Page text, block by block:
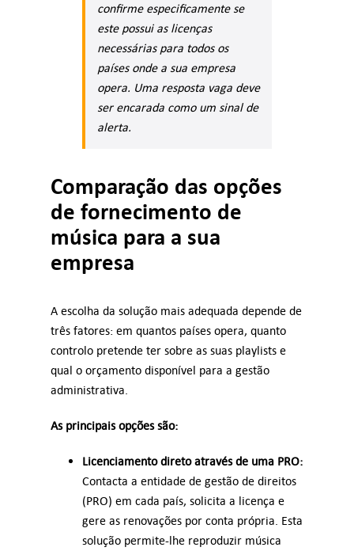
confirme especificamente se
este possui as licenças
necessárias para todos os
países onde a sua empresa
opera. Uma resposta vaga deve
ser encarada como um sinal de
alerta.
Comparação das opções
de fornecimento de
música para a sua
empresa
A escolha da solução mais adequada depende de
três fatores: em quantos países opera, quanto
controlo pretende ter sobre as suas playlists e
qual o orçamento disponível para a gestão
administrativa.
As principais opções são:
Licenciamento direto através de uma PRO:
Contacta a entidade de gestão de direitos
(PRO) em cada país, solicita a licença e
gere as renovações por conta própria. Esta
solução permite-lhe reproduzir música